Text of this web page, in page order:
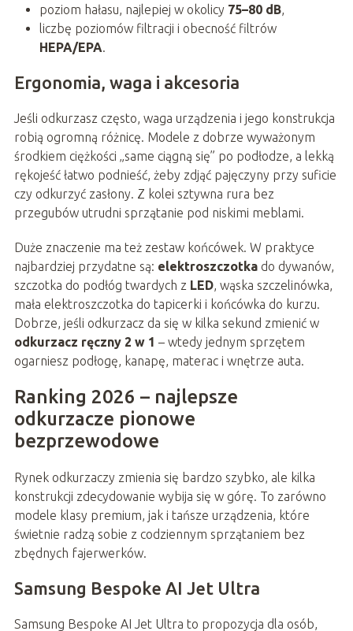
poziom hałasu, najlepiej w okolicy 75–80 dB,
liczbę poziomów filtracji i obecność filtrów
HEPA/EPA.
Ergonomia, waga i akcesoria
Jeśli odkurzasz często, waga urządzenia i jego konstrukcja
robią ogromną różnicę. Modele z dobrze wyważonym
środkiem ciężkości „same ciągną się” po podłodze, a lekką
rękojeść łatwo podnieść, żeby zdjąć pajęczyny przy suficie
czy odkurzyć zasłony. Z kolei sztywna rura bez
przegubów utrudni sprzątanie pod niskimi meblami.
Duże znaczenie ma też zestaw końcówek. W praktyce
najbardziej przydatne są: elektroszczotkado dywanów,
szczotka do podłóg twardych z LED, wąska szczelinówka,
mała elektroszczotka do tapicerki i końcówka do kurzu.
Dobrze, jeśli odkurzacz da się w kilka sekund zmienić w
odkurzacz ręczny 2 w 1 – wtedy jednym sprzętem
ogarniesz podłogę, kanapę, materac i wnętrze auta.
Ranking 2026 – najlepsze
odkurzacze pionowe
bezprzewodowe
Rynek odkurzaczy zmienia się bardzo szybko, ale kilka
konstrukcji zdecydowanie wybija się w górę. To zarówno
modele klasy premium, jak i tańsze urządzenia, które
świetnie radzą sobie z codziennym sprzątaniem bez
zbędnych fajerwerków.
Samsung Bespoke AI Jet Ultra
Samsung Bespoke AI Jet Ultra to propozycja dla osób,